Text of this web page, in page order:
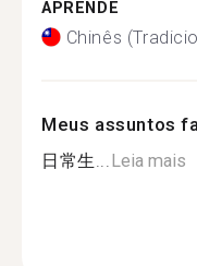
APRENDE
Chinês
Meus assuntos
日常生... Leia mais